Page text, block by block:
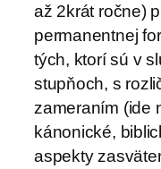
až 2krát ročne)
permanentnej
tých, ktorí sú v
stupňoch, s
zameraním (ide
kánonické,
aspekty